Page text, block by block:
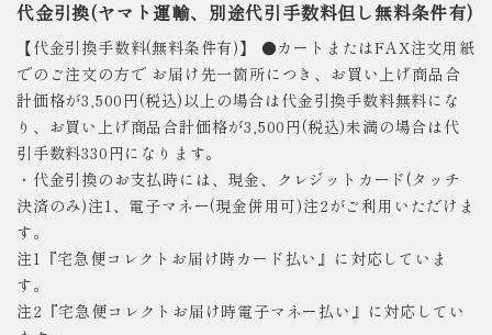
代金引換(ヤマト運輸、別途代引手数料但し無料条件有)
【代金引換手数料(無料条件有)】 ●カートまたはFAX注文用紙
でのご注文の方で お届け先一箇所につき、お買い上げ商品合
計価格が3,500円(税込)以上の場合は代金引換手数料無料にな
り、お買い上げ商品合計価格が3,500円(税込)未満の場合は代
引手数料330円になります。
・代金引換のお支払時には、現金、クレジットカード(タッチ
決済のみ)注1、電子マネー(現金併用可)注2がご利用いただけま
す。
注1『宅急便コレクトお届け時カード払い』に対応していま
す。
注2『宅急便コレクトお届け時電子マネー払い』に対応してい